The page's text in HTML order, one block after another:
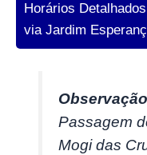
Horários
via Jardim
Passagem
Mogi das